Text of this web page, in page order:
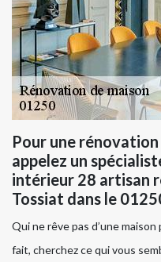
Pour une
appelez un
intérieur 28 artisan
Tossiat dans le
Qui ne rêve pas d’une
fait, cherchez ce qui vous